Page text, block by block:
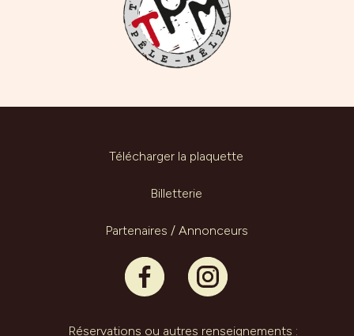
Télécharger la plaquette
Billetterie
Partenaires / Annonceurs
Réservations ou autres renseignements :